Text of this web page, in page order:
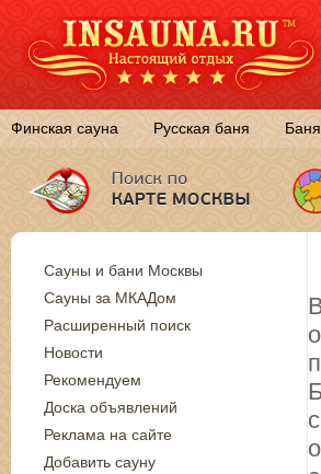
Финская сауна Русская баня
Сауны и бани Москвы
Сауны за МКАДом
Расширенный поиск
Новости
Рекомендуем
Доска объявлений
Реклама на сайте
Добавить сауну